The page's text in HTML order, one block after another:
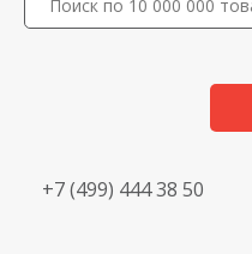
+7 (499) 444 38 50